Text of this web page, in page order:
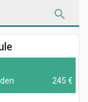
245 €